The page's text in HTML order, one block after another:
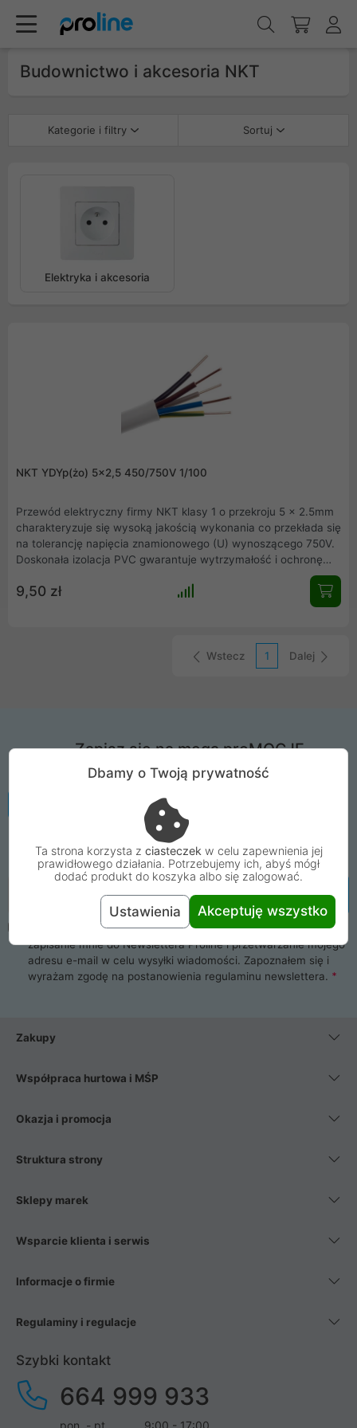
Budownictwo i akcesoria NKT
Kategorie i filtry Sortuj
Elektryka i akcesoria
NKT YDYp(żo) 5x2,5 450/750V 1/100
Przewód elektryczny firmy NKT klasy 1 o przekroju 5 x 2.5mm
charakteryzuje się wysoką jakością wykonania co przekłada się
na tolerancję napięcia znamionowego (U) wynoszącego 750V.
Doskonała izolacja PVC gwarantuje wytrzymałość i ochronę
przez długie lata. Przewód posiada certyfikat zgodności EN
60332-1-2.
9,50 zł
Wstecz 1 Dalej
Zapisz się na mega proMOCJE
Nie strać żadnej informacji o promocji ani
subskrybentów. Dołącz teraz do grona
odbiorców newslettera ProLine!
Więcej informacji
Zapisz się
Oświadczam, że mam ukończone 16 lat. Wyrażam zgodę na
zapisanie mnie do Newslettera Proline i przetwarzanie mojego
adresu e-mail w celu wysyłki wiadomości. Zapoznałem się i
wyrażam zgodę na postanowienia regulaminu newslettera.
Zakupy
Współpraca hurtowa i MŚP
Okazja i promocja
Struktura strony
Sklepy marek
Wsparcie klienta i serwis
Informacje o firmie
Regulaminy i regulacje
Szybki kontakt
664 999 933
pon. - pt. 9:00 - 17:00
Dbamy o Twoją prywatność
Ta strona korzysta z ciasteczek w celu zapewnienia jej
prawidłowego działania. Potrzebujemy ich, abyś mógł
dodać produkt do koszyka albo się zalogować.
Ustawienia Akceptuję wszystko